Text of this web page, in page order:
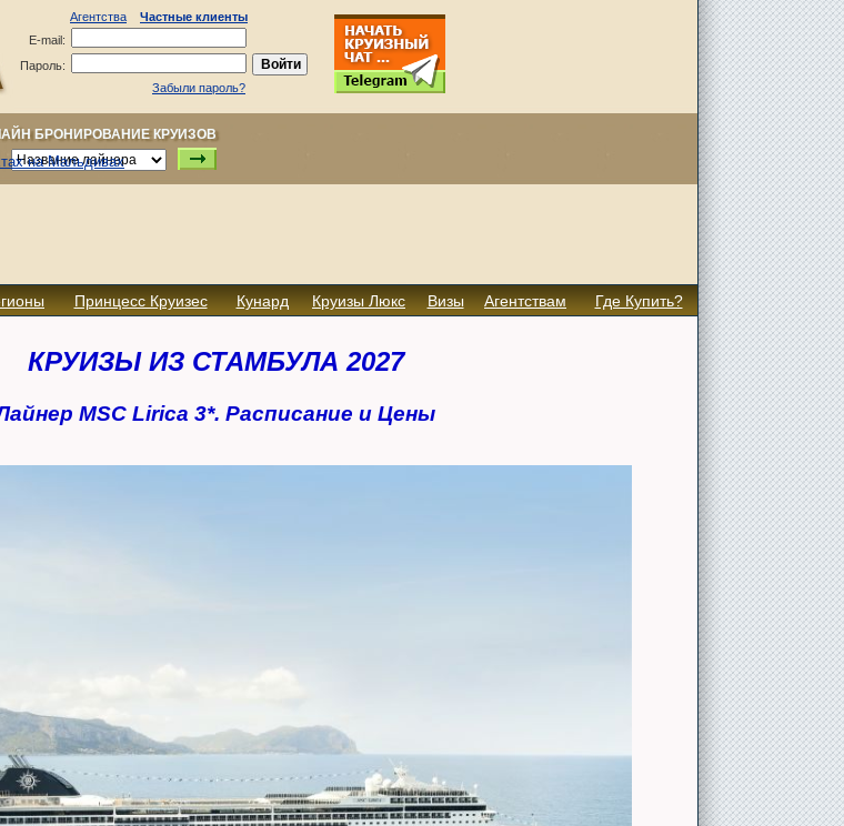
Агентства
Частные клиенты
E-mail:
Пароль:
Забыли пароль?
БРОНИРОВАНИЕ КРУИЗОВ
Принцесс Круизес Кунард Круизы Люкс Визы Агентствам Где Купить?
КРУИЗЫ ИЗ СТАМБУЛА 2027
MSC Lirica 3*. Расписание и Цены